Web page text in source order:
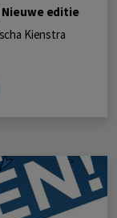
editie
Kienstra